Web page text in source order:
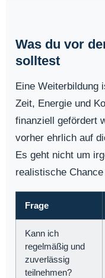
Was du vor
solltest
Eine Weiterbildung
Zeit, Energie und
finanziell gefördert
vorher ehrlich auf
Es geht nicht um
realistische
Frage
Kann ich
regelmäßig und
zuverlässig
teilnehmen?